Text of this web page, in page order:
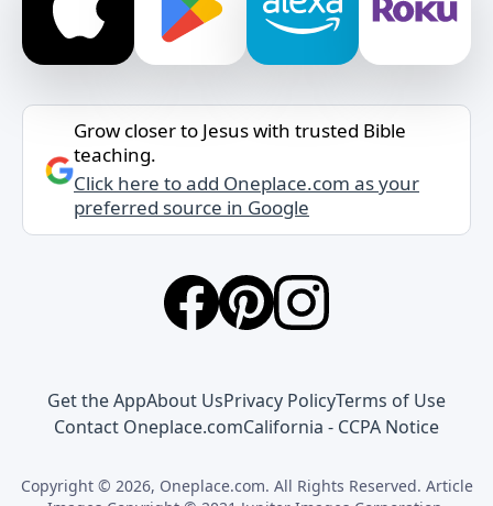
Grow closer to Jesus with trusted Bible
teaching.
Click here to add Oneplace.com as your
preferred source in Google
Get the AppAbout UsPrivacy PolicyTerms of Use
Contact Oneplace.comCalifornia - CCPA Notice
Copyright © 2026, Oneplace.com. All Rights Reserved. Article